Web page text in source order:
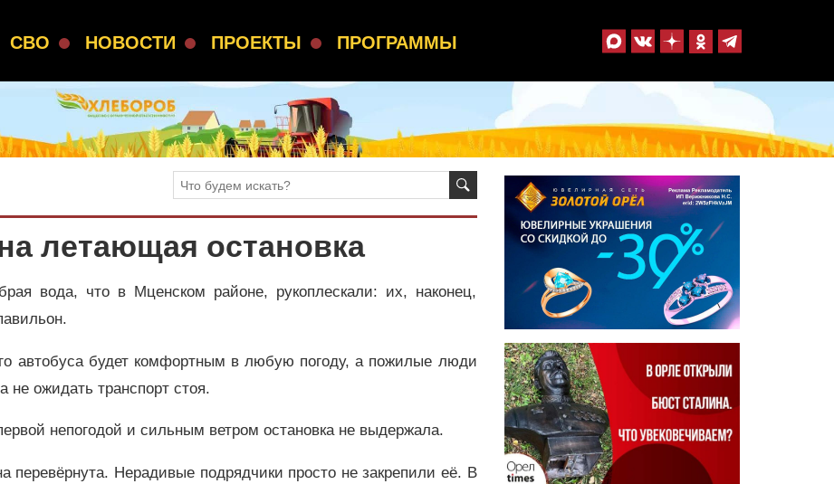
СВО НОВОСТИ ПРОЕКТЫ ПРОГРАММЫ
летающая остановка
вода, что в Мценском районе, рукоплескали: их, наконец,
автобуса будет комфортным в любую погоду, а пожилые люди
не ожидать транспорт стоя.
непогодой и сильным ветром остановка не выдержала.
Нерадивые подрядчики просто не закрепили её. В